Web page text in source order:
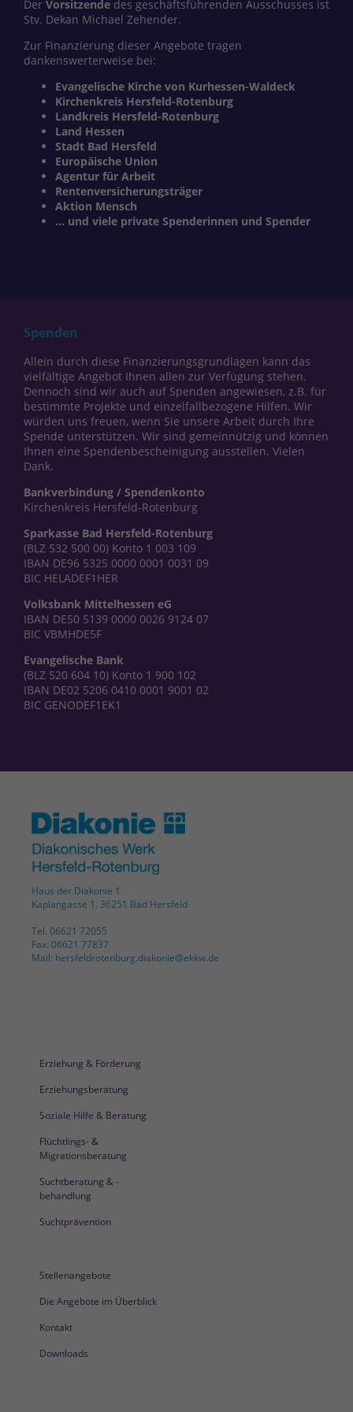
Der Vorsitzende des geschäftsführenden Ausschusses ist
Stv. Dekan Michael Zehender.
Zur Finanzierung dieser Angebote tragen
dankenswerterweise bei:
Evangelische Kirche von Kurhessen-Waldeck
Kirchenkreis Hersfeld-Rotenburg
Landkreis Hersfeld-Rotenburg
Land Hessen
Stadt Bad Hersfeld
Europäische Union
Agentur für Arbeit
Rentenversicherungsträger
Aktion Mensch
... und viele private Spenderinnen und Spender
Spenden
Allein durch diese Finanzierungsgrundlagen kann das
vielfältige Angebot Ihnen allen zur Verfügung stehen.
Dennoch sind wir auch auf Spenden angewiesen, z.B. für
bestimmte Projekte und einzelfallbezogene Hilfen. Wir
würden uns freuen, wenn Sie unsere Arbeit durch Ihre
Spende unterstützen. Wir sind gemeinnützig und können
Ihnen eine Spendenbescheinigung ausstellen. Vielen
Dank.
Bankverbindung / Spendenkonto
Kirchenkreis Hersfeld-Rotenburg
Sparkasse Bad Hersfeld-Rotenburg
(BLZ 532 500 00) Konto 1 003 109
IBAN DE96 5325 0000 0001 0031 09
BIC HELADEF1HER
Volksbank Mittelhessen eG
IBAN DE50 5139 0000 0026 9124 07
BIC VBMHDE5F
Evangelische Bank
(BLZ 520 604 10) Konto 1 900 102
IBAN DE02 5206 0410 0001 9001 02
BIC GENODEF1EK1
Haus der Diakonie 1
Kaplangasse 1, 36251 Bad Hersfeld
Tel. 06621 72055
Fax: 06621 77837
Mail: hersfeldrotenburg.diakonie@ekkw.de
Erziehung & Förderung
Erziehungsberatung
Soziale Hilfe & Beratung
Flüchtlings- &
Migrationsberatung
Suchtberatung & -
behandlung
Suchtprävention
Stellenangebote
Die Angebote im Überblick
Kontakt
Downloads